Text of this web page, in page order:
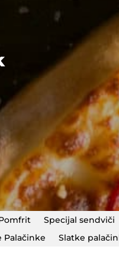
Specijal sendviči
Palačinke Slatke